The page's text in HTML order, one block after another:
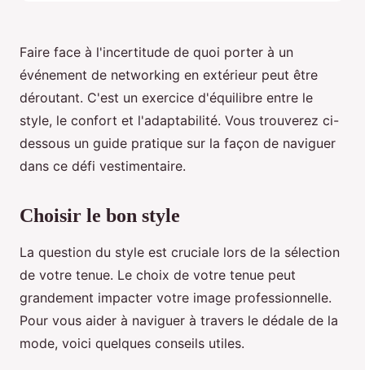
Faire face à l'incertitude de quoi porter à un
événement de networking en extérieur peut être
déroutant. C'est un exercice d'équilibre entre le
style, le confort et l'adaptabilité. Vous trouverez ci-
dessous un guide pratique sur la façon de naviguer
dans ce défi vestimentaire.
Choisir le bon style
La question du style est cruciale lors de la sélection
de votre tenue. Le choix de votre tenue peut
grandement impacter votre image professionnelle.
Pour vous aider à naviguer à travers le dédale de la
mode, voici quelques conseils utiles.